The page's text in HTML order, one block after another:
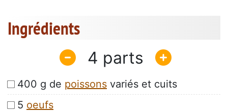
Ingrédients
4
400 g de poissons variés et cuits
5 oeufs